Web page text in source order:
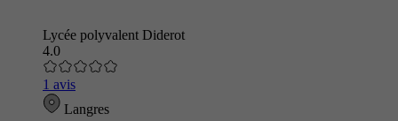
Lycée polyvalent Diderot
4.0
1 avis
Langres